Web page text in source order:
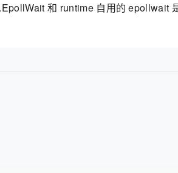
和 runtime 自用的 epollwait